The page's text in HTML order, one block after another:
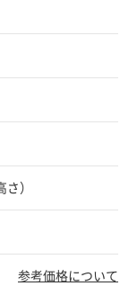
）
参考価格について